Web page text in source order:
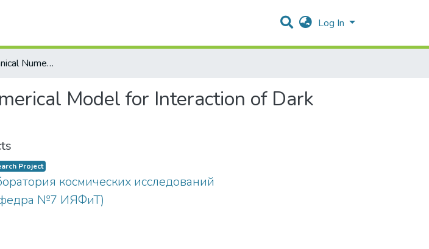
Log In
Quantum Mechanical Numerical Model for Interaction of Dark Atom with Atomic Nucleus of Matter
Model for Interaction of Dark
Project
космических исследований
№7 ИЯФиТ)